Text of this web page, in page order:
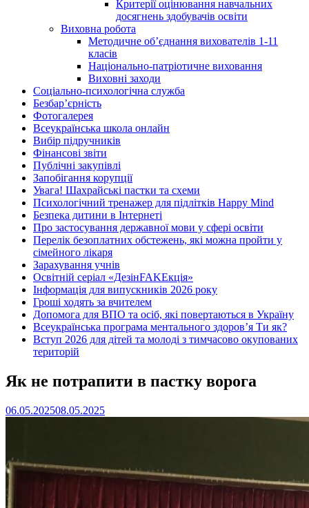
Критерії оцінювання навчальних
досягнень здобувачів освіти
Виховна робота
Методичне об’єднання вихователів 1-11
класів
Національно-патріотичне виховання
Виховні заходи
Соціально-психологічна служба
Безбар’єрність
Фотогалерея
Всеукраїнська школа онлайн
Вибір підручників
Фінансові звіти
Публічні закупівлі
Запобігання корупції
Увага! Шахрайські пастки та схеми
Психологічний тренажер для підлітків Happy Mind
Безпека дитини в Інтернеті
Про застосування державної мови у сфері освіти
Перелік безоплатних обстежень, які можна пройти у
сімейного лікаря
Зарахування учнів
Освітній серіал «ДезінFAKEкція»
Інформація для випускників 2026 року
Гроші ходять за вчителем
Допомога для ВПО та осіб, які повертаються в Україну
Всеукраїнська програма ментального здоров’я Ти як?
Вступ 2026 для дітей та молоді з тимчасово окупованих
територій
Як не потрапити в пастку ворога
06.05.202508.05.2025